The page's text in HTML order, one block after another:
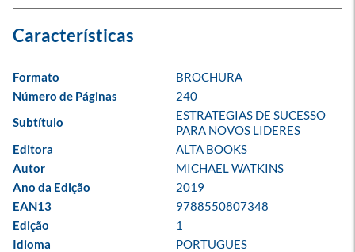
Formato
BROCHURA
Número de Páginas
240
Subtítulo
ESTRATEGIAS DE SUCESSO
PARA NOVOS LIDERES
Editora
ALTA BOOKS
Autor
MICHAEL WATKINS
Ano da Edição
2019
EAN13
9788550807348
Edição
1
Idioma
PORTUGUES